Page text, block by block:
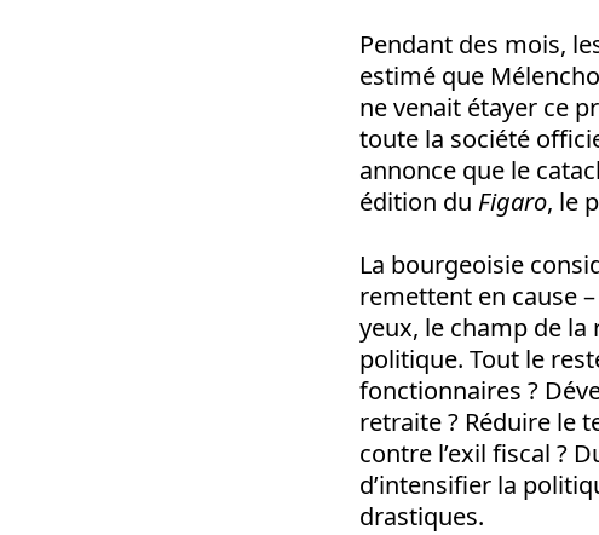
Pendant des mois,
estimé que
ne venait étayer ce
toute la société
annonce que le
édition du Figaro, le
La bourgeoisie
remettent en cause
yeux, le champ de
politique. Tout le
fonctionnaires ?
retraite ? Réduire le
contre l’exil fiscal ?
d’intensifier la
drastiques.